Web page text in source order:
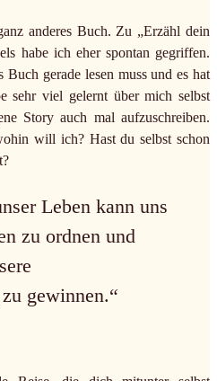
anderes Buch. Zu „Erzähl dein
habe ich eher spontan gegriffen.
gerade lesen muss und es hat
sehr viel gelernt über mich selbst
Story auch mal aufzuschreiben.
will ich? Hast du selbst schon
Leben kann uns
zu ordnen und
gewinnen.“